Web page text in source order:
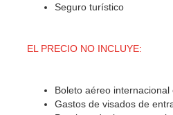
Seguro turístico
EL PRECIO NO INCLUYE:
Boleto aéreo internacional
Gastos de visados de